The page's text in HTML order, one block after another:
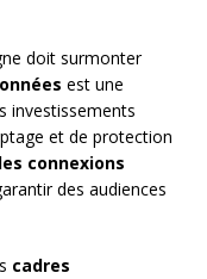
doit surmonter
est une
investissements
et de protection
connexions
des audiences
cadres